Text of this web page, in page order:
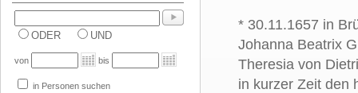
ODER UND
von bis
in Personen suchen
* 30.11.1657 in
Johanna Beatrix
Theresia von
in kurzer Zeit den